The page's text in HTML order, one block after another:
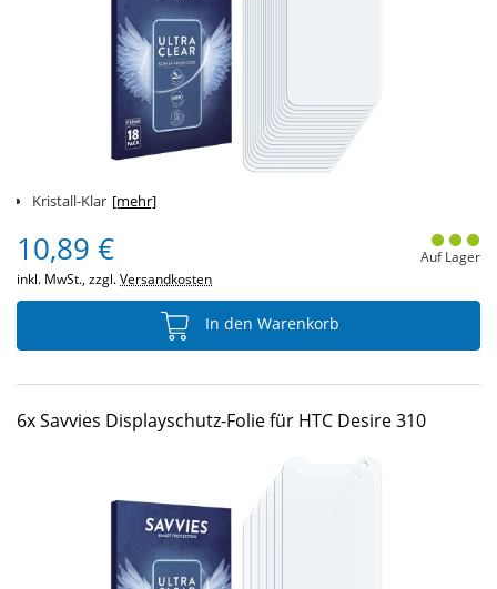
Kristall-Klar [mehr]
10,89 €
inkl. MwSt., zzgl.Versandkosten
Auf Lager
In den Warenkorb
6x Savvies Displayschutz-Folie für HTC Desire 310